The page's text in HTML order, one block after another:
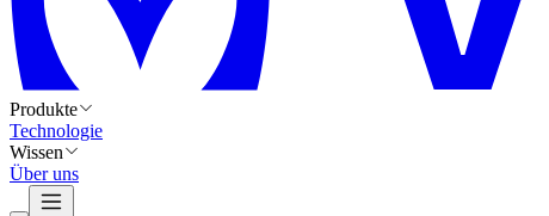
Produkte
Technologie
Wissen
Über uns